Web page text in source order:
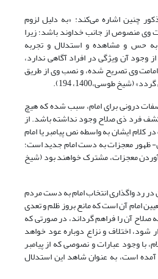
چنین اشاره می‌کند: «به دلیل لزوم
وی منصوص از جانب خداوند باشد؛ زیرا
حس و مشاهده و استدلال و تجربه
وجود آن ویژگی در افراد آگاهی ندارد،
وی تصریح شده، و نصب وی از طریق
(شیخ طوسی،1400، 194).
صفات درونی برای امام، سبب شده که هیچ
فرد ذی صلاح وجود نداشته باشد. از
ایشان به‌ واسطه نص پیامبر یا امام
معجزات به دست امام جدید است؛
آوردن معجزات، مشترک خواهند بود (شیخ
در رد واگذاری انتخاب امام به دست مردم
امام آن است که مانع بروز ظلم و تعدی
صلاح آن را فراهم گرداند، در صورتی که
شود، اختلاف و نزاع دوباره عود خواهد
با وجود عبارات و نصوصی که از پیامبر
است، به عنوان شاهد این استدلال